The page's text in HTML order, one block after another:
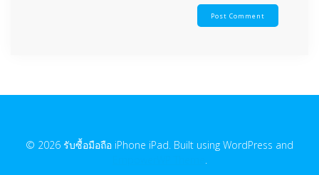
© 2026 รับซื้อมือถือ iPhone iPad. Built using WordPress and
.